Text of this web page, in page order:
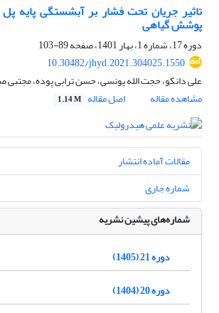
تاثیر جریان تحت فشار بر آبشستگی پایه
پوشش گیاهی
دوره 17، شماره 1، بهار 1401، صفحه
89-103
10.30482/jhyd.2021.304025.1550
علی دانکو، حجت الله یونسی، حسن ترابی پوده، مجتبی
مشاهده مقاله
اصل مقاله 1.14 M
مقالات آماده انتشار
شماره جاری
شماره‌های پیشین نشریه
دوره 21 (1405)
دوره 20 (1404)